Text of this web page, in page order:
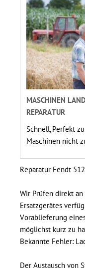
MASCHINEN
REPARATUR
Schnell, Perfekt
Maschinen nicht
Reparatur Fendt
Wir Prüfen direkt
Ersatzgerätes
Vorablieferung
möglichst kurz zu
Bekannte Fehler:
Der Austausch von